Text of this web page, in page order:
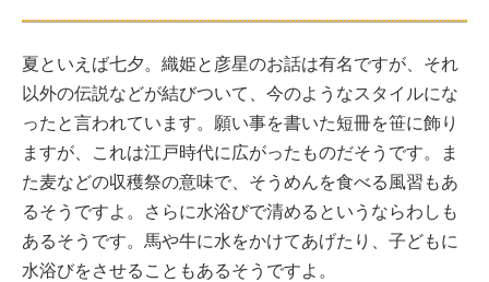
夏といえば七夕。織姫と彦星のお話は有名ですが、それ
以外の伝説などが結びついて、今のようなスタイルにな
ったと言われています。願い事を書いた短冊を笹に飾り
ますが、これは江戸時代に広がったものだそうです。ま
た麦などの収穫祭の意味で、そうめんを食べる風習もあ
るそうですよ。さらに水浴びで清めるというならわしも
あるそうです。馬や牛に水をかけてあげたり、子どもに
水浴びをさせることもあるそうですよ。